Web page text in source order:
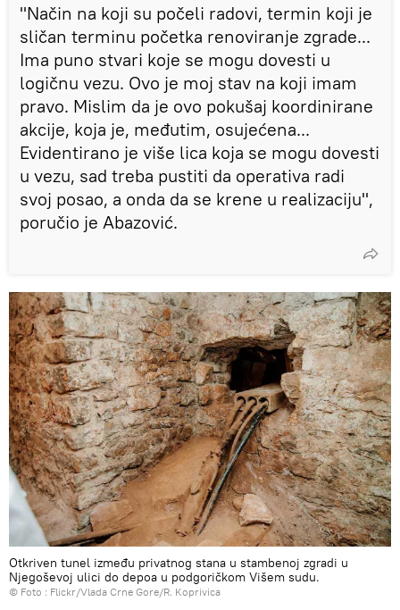
"Način na koji su počeli radovi, termin koji je
sličan terminu početka renoviranje zgrade...
Ima puno stvari koje se mogu dovesti u
logičnu vezu. Ovo je moj stav na koji imam
pravo. Mislim da je ovo pokušaj koordinirane
akcije, koja je, međutim, osujećena...
Evidentirano je više lica koja se mogu dovesti
u vezu, sad treba pustiti da operativa radi
svoj posao, a onda da se krene u realizaciju",
poručio je Abazović.
Otkriven tunel između privatnog stana u stambenoj zgradi u
Njegoševoj ulici do depoa u podgoričkom Višem sudu.
© Foto : Flickr/Vlada Crne Gore/R. Koprivica